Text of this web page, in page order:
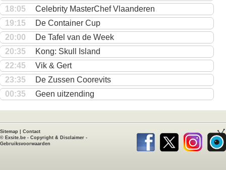
18:05
Celebrity MasterChef Vlaanderen
19:15
De Container Cup
20:00
De Tafel van de Week
20:35
Kong: Skull Island
22:45
Vik & Gert
23:35
De Zussen Coorevits
00:35
Geen uitzending
Sitemap
Contact
© Exsite.be - Copyright & Disclaimer -
Gebruiksvoorwaarden